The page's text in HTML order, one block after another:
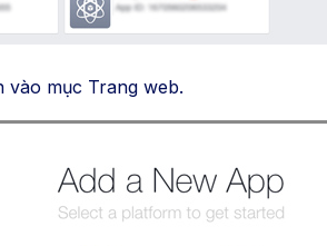
kịch bản bình luận livestream Tiktok
vào mục Trang web.